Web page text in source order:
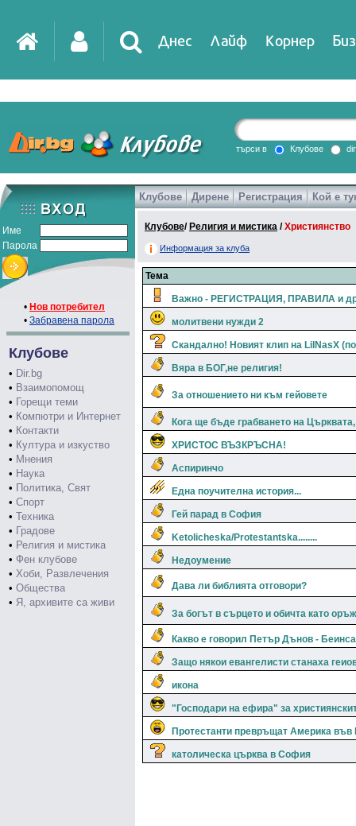
Днес Лайф Корнер
DirTV Impressio
Games
търси в Клубове
Име
Парола
• Нов потребител
• Забравена парола
Клубове
• Dir.bg
• Взаимопомощ
• Горещи теми
• Компютри и Интернет
• Контакти
• Култура и изкуство
• Мнения
• Наука
• Политика, Свят
• Спорт
• Техника
• Градове
• Религия и мистика
• Фен клубове
• Хоби, Развлечения
• Общества
• Я, архивите са живи
Клубове Дирене Регистрация Кой е
Клубове/ Религия и мистика /Християнство
Информация за клуба
Тема
Важно - РЕГИСТРАЦИЯ, ПРАВИЛА и
молитвени нужди 2
Скандално! Новият клип на LilNasX
Вяра в БОГ,не религия!
За отношението ни към гейовете
Кога ще бъде грабването на
ХРИСТОС ВЪЗКРЪСНА!
Аспиринчо
Една поучителна история...
Гей парад в София
Ketolicheska/Protestantska........
Недоумение
Дава ли библията отговори?
За богът в сърцето и обичта като
Какво е говорил Петър Дънов -
Защо някои евангелисти станаха
икона
"Господари на ефира" за
Протестанти превръщат Америка
католическа църква в София